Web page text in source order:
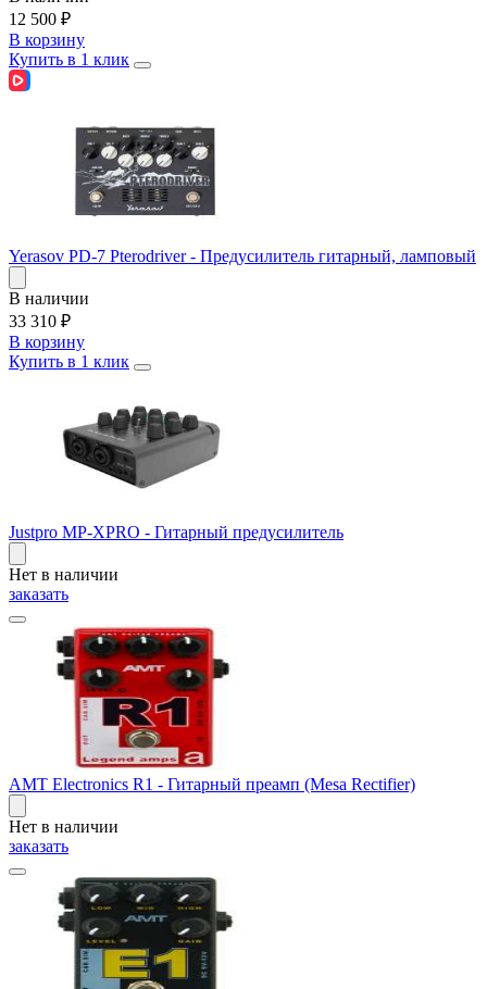
12 500 ₽
В корзину
Купить в 1 клик
Yerasov PD-7 Pterodriver - Предусилитель гитарный, ламповый
В наличии
33 310 ₽
В корзину
Купить в 1 клик
Justpro MP-XPRO - Гитарный предусилитель
Нет в наличии
заказать
AMT Electronics R1 - Гитарный преамп (Mesa Rectifier)
Нет в наличии
заказать